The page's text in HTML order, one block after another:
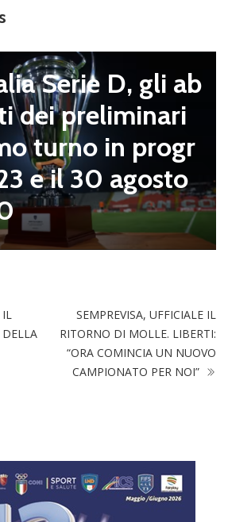
mercato
Busatto e
Balla
con il Nissa. Il
sempre più vicino
“ORA COMINCIA UN NUOVO
CAMPIONATO PER NOI”